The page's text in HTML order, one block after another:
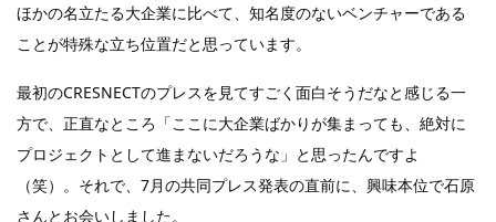
ほかの名立たる大企業に比べて、知名度のないベンチャーである
ことが特殊な立ち位置だと思っています。
最初のCRESNECTのプレスを見てすごく面白そうだなと感じる一
方で、正直なところ「ここに大企業ばかりが集まっても、絶対に
プロジェクトとして進まないだろうな」と思ったんですよ
（笑）。それで、7月の共同プレス発表の直前に、興味本位で石原
さんとお会いしました。